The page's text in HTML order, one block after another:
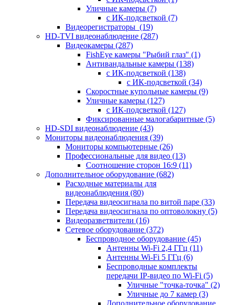
Уличные камеры (7)
с ИК-подсветкой (7)
Видеорегистраторы (19)
HD-TVI видеонаблюдение (287)
Видеокамеры (287)
FishEye камеры "Рыбий глаз" (1)
Антивандальные камеры (138)
с ИК-подсветкой (138)
с ИК-подсветкой (34)
Скоростные купольные камеры (9)
Уличные камеры (127)
с ИК-подсветкой (127)
Фиксированные малогабаритные (5)
HD-SDI видеонаблюдение (43)
Мониторы видеонаблюдения (39)
Мониторы компьютерные (26)
Профессиональные для видео (13)
Соотношение сторон 16:9 (11)
Дополнительное оборудование (682)
Расходные материалы для
видеонаблюдения (80)
Передача видеосигнала по витой паре (33)
Передача видеосигнала по оптоволокну (5)
Видеоразветвители (16)
Сетевое оборудование (372)
Беспроводное оборудование (45)
Антенны Wi-Fi 2,4 ГГц (11)
Антенны Wi-Fi 5 ГГц (6)
Беспроводные комплекты
передачи IP-видео по Wi-Fi (5)
Уличные "точка-точка" (2)
Уличные до 7 камер (3)
Дополнительное оборудование